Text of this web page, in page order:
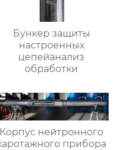
Бункер защиты
настроенных
цепейанализ
обработки
Корпус нейтронного
прибора